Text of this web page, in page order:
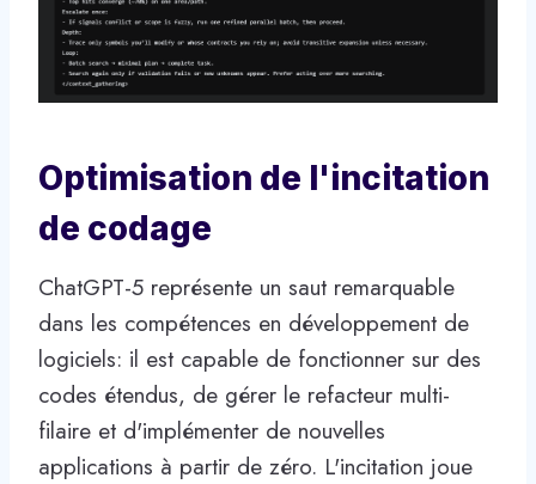
Optimisation de l'incitation
de codage
ChatGPT-5 représente un saut remarquable
dans les compétences en développement de
logiciels: il est capable de fonctionner sur des
codes étendus, de gérer le refacteur multi-
filaire et d'implémenter de nouvelles
applications à partir de zéro. L'incitation joue